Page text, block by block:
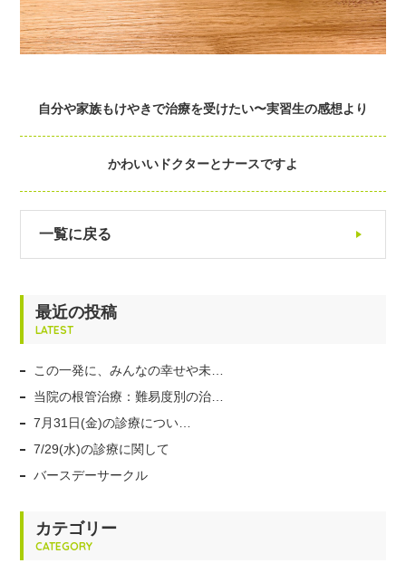
自分や家族もけやきで治療を受けたい〜実習生の感想より
かわいいドクターとナースですよ
一覧に戻る
最近の投稿
LATEST
この一発に、みんなの幸せや未…
当院の根管治療：難易度別の治…
7月31日(金)の診療につい…
7/29(水)の診療に関して
バースデーサークル
カテゴリー
CATEGORY